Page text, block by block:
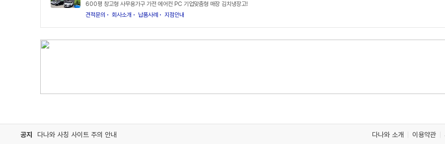
600평 창고형 사무용가구 가전 에어컨 PC 기업맞춤형 매장 김치냉장고!
견적문의
회사소개 납품사례 지점안내
공지 다나와 사칭 사이트 주의 안내 다나와 소개 이용약관